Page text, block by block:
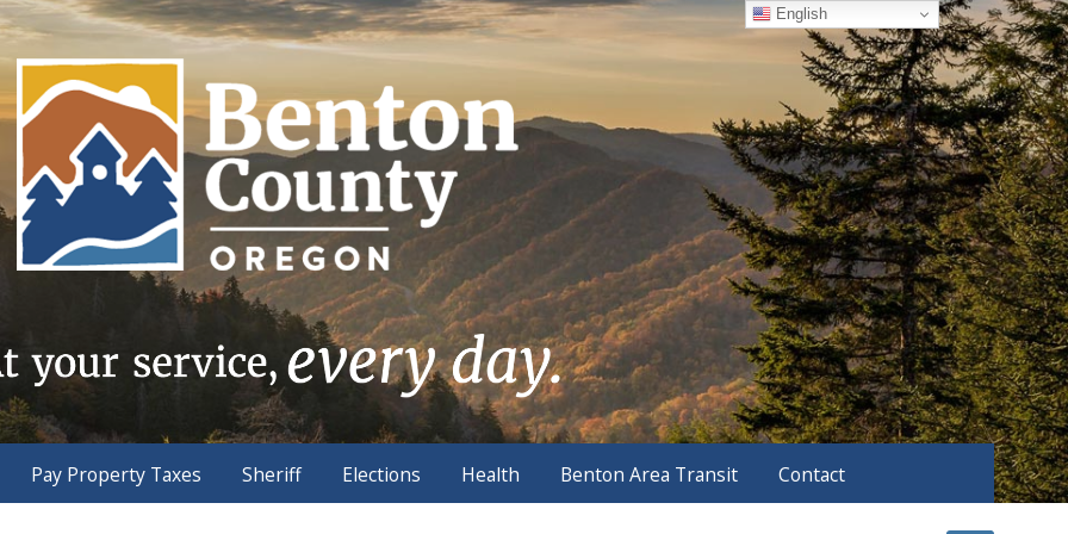
Pay Property Taxes Sheriff Elections Health Benton Area Transit Contact
English